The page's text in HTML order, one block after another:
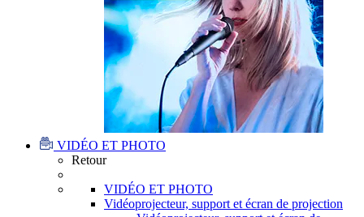
VIDÉO ET PHOTO
Retour
VIDÉO ET PHOTO
Vidéoprojecteur, support et écran de projection